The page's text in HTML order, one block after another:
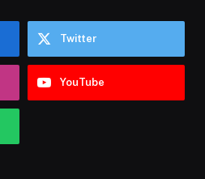
Twitter
YouTube